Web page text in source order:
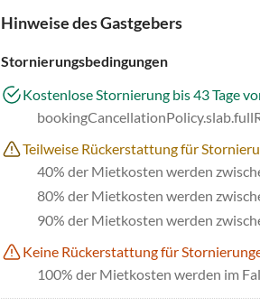
Hinweise des Gastgebers
Stornierungsbedingungen
Kostenlose Stornierung bis 43 Tage
Teilweise Rückerstattung für
40% der Mietkosten werden
80% der Mietkosten werden
90% der Mietkosten werden
Keine Rückerstattung für
100% der Mietkosten werden im